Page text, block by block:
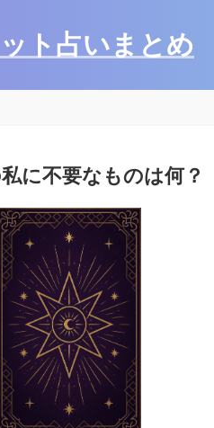
ト占いまとめ
に不要なものは何？